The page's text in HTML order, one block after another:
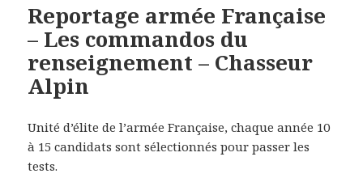
Reportage armée Française
– Les commandos du
renseignement – Chasseur
Alpin
Unité d’élite de l’armée Française, chaque année 10
à 15 candidats sont sélectionnés pour passer les
tests.